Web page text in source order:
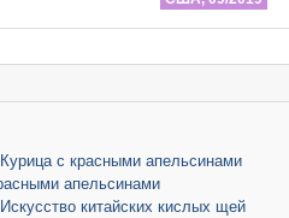
Курица с красными апельсинами
апельсинами
Искусство китайских кислых щей